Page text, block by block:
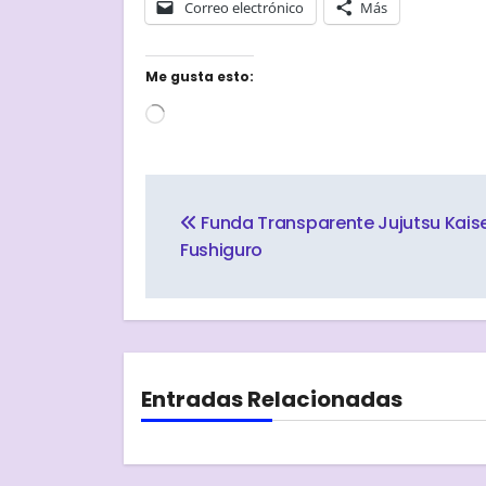
Correo electrónico Más
Me gusta esto:
de
entradas
Funda Transparente Jujutsu
Fushiguro
Entradas Relacionadas